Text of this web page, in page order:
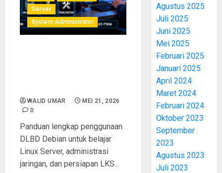
Server
System Administrator
WALID UMAR
MEI 21, 2026
0
Panduan lengkap penggunaan
DLBD Debian untuk belajar
Linux Server, administrasi
jaringan, dan persiapan LKS...
Agustus 2025
Juli 2025
Juni 2025
Mei 2025
Februari 2025
Januari 2025
April 2024
Maret 2024
Februari 2024
Oktober 2023
September
2023
Agustus 2023
Juli 2023